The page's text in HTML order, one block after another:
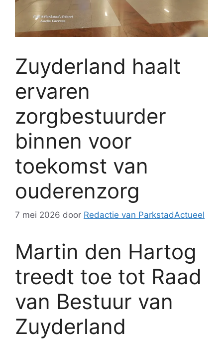
Zuyderland haalt
ervaren
zorgbestuurder
binnen voor
toekomst van
ouderenzorg
7 mei 2026 door Redactie van ParkstadActueel
Martin den Hartog
treedt toe tot Raad
van Bestuur van
Zuyderland